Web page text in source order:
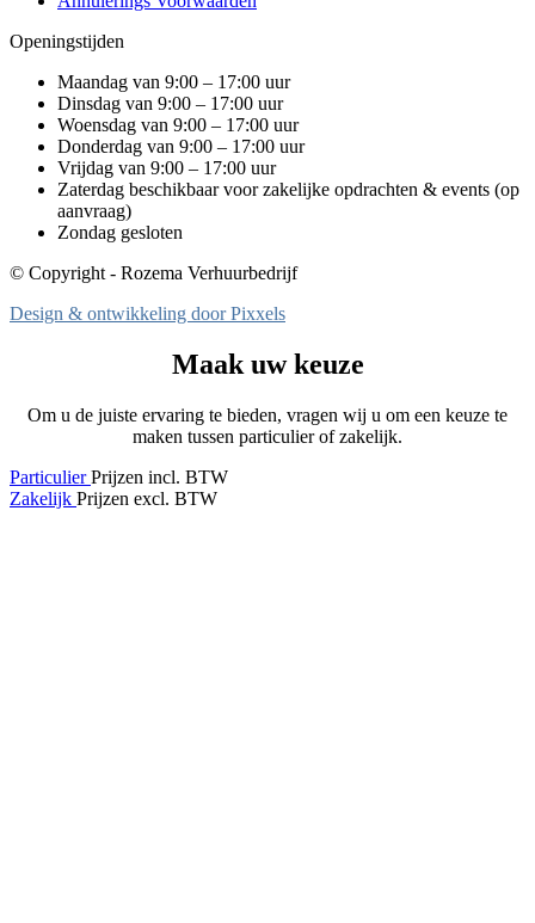
Openingstijden
Maandag van 9:00 – 17:00 uur
Dinsdag van 9:00 – 17:00 uur
Woensdag van 9:00 – 17:00 uur
Donderdag van 9:00 – 17:00 uur
Vrijdag van 9:00 – 17:00 uur
Zaterdag beschikbaar voor zakelijke opdrachten & events (op
aanvraag)
Zondag gesloten
© Copyright - Rozema Verhuurbedrijf
Design & ontwikkeling door Pixxels
Maak uw keuze
Om u de juiste ervaring te bieden, vragen wij u om een keuze te
maken tussen particulier of zakelijk.
ParticulierPrijzen incl. BTW
Zakelijk Prijzen excl. BTW